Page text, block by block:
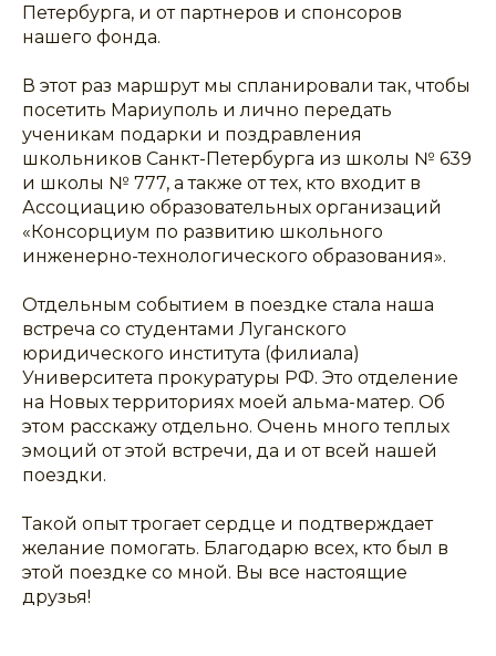
Петербурга, и от партнеров и спонсоров
нашего фонда.
В этот раз маршрут мы спланировали так, чтобы
посетить Мариуполь и лично передать
ученикам подарки и поздравления
школьников Санкт-Петербурга из школы № 639
и школы № 777, а также от тех, кто входит в
Ассоциацию образовательных организаций
«Консорциум по развитию школьного
инженерно-технологического образования».
Отдельным событием в поездке стала наша
встреча со студентами Луганского
юридического института (филиала)
Университета прокуратуры РФ. Это отделение
на Новых территориях моей альма-матер. Об
этом расскажу отдельно. Очень много теплых
эмоций от этой встречи, да и от всей нашей
поездки.
Такой опыт трогает сердце и подтверждает
желание помогать. Благодарю всех, кто был в
этой поездке со мной. Вы все настоящие
друзья!